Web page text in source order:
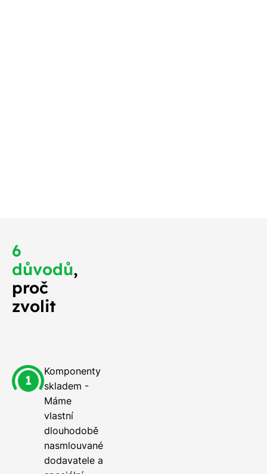
6
důvodů,
proč
zvolit
Komponenty
skladem -
Máme
vlastní
dlouhodobě
nasmlouvané
dodavatele a